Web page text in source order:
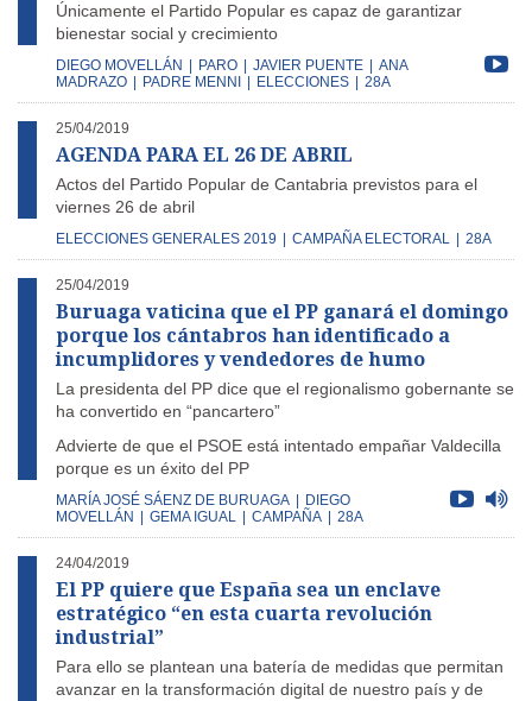
Únicamente el Partido Popular es capaz de garantizar
bienestar social y crecimiento
DIEGO MOVELLÁN PARO JAVIER PUENTE
ANA
MADRAZO
PADRE MENNI ELECCIONES 28A
25/04/2019
AGENDA PARA EL 26 DE ABRIL
Actos del Partido Popular de Cantabria previstos para el
viernes 26 de abril
ELECCIONES GENERALES 2019 CAMPAÑA ELECTORAL 28A
25/04/2019
Buruaga vaticina que el PP ganará el domingo
porque los cántabros han identificado a
incumplidores y vendedores de humo
La presidenta del PP dice que el regionalismo gobernante se
ha convertido en “pancartero”
Advierte de que el PSOE está intentado empañar Valdecilla
porque es un éxito del PP
MARÍA JOSÉ SÁENZ DE BURUAGA
DIEGO
MOVELLÁN
GEMA IGUAL CAMPAÑA 28A
24/04/2019
El PP quiere que España sea un enclave
estratégico “en esta cuarta revolución
industrial”
Para ello se plantean una batería de medidas que permitan
avanzar en la transformación digital de nuestro país y de